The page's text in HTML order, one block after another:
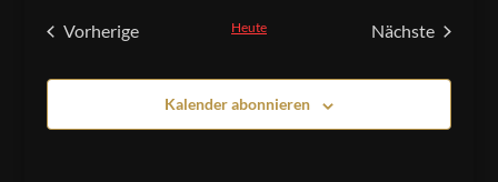
Ansichten,
Vorherige
Heute
Nächste
Kalender abonnieren